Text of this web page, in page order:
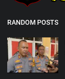
RANDOM POSTS